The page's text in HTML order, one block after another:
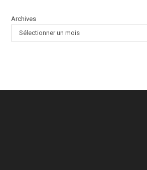
Archives
Sélectionner un mois